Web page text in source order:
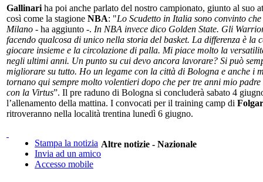
Gallinari ha poi anche parlato del nostro campionato, giunto al suo
così come la stagione NBA: "Lo Scudetto in Italia sono convinto
Milano - ha aggiunto -. In NBA invece dico Golden State. Gli
facendo qualcosa di unico nella storia del basket. La differenza è la
giocare insieme e la circolazione di palla. Mi piace molto la
negli ultimi anni. Un punto su cui devo ancora lavorare? Si può
migliorare su tutto. Ho un legame con la città di Bologna e anche i
tornano qui sempre molto volentieri dopo che per tre anni mio
con la Virtus”. Il pre raduno di Bologna si concluderà sabato 4
l’allenamento della mattina. I convocati per il training camp di
ritroveranno nella località trentina lunedì 6 giugno.
Stampa la notizia
Invia ad un amico
Accesso mobile
Altre notizie - Nazionale